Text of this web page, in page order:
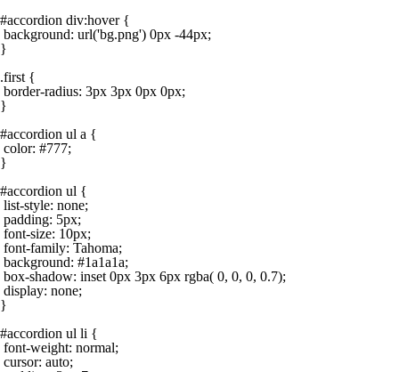
#accordion div:hover {
background: url('bg.png') 0px -44px;
}
.first {
border-radius: 3px 3px 0px 0px;
}
#accordion ul a {
color: #777;
}
#accordion ul {
list-style: none;
padding: 5px;
font-size: 10px;
font-family: Tahoma;
background: #1a1a1a;
box-shadow: inset 0px 3px 6px rgba( 0, 0, 0, 0.7);
display: none;
}
#accordion ul li {
font-weight: normal;
cursor: auto;